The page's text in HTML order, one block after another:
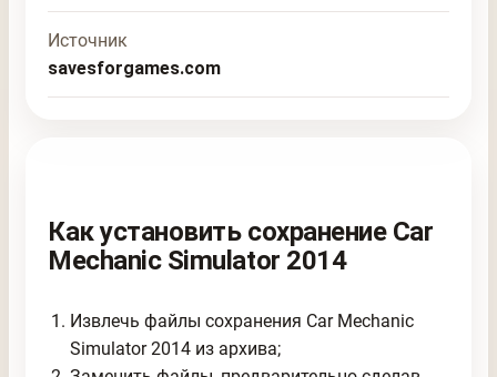
Источник
savesforgames.com
Как установить сохранение Car
Mechanic Simulator 2014
Извлечь файлы сохранения Car Mechanic
Simulator 2014 из архива;